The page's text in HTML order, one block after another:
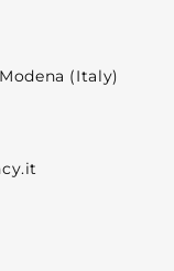
(Italy)